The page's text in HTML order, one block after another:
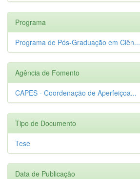
Programa
Programa de Pós-Graduação em Ciên...
Agência de Fomento
CAPES - Coordenação de Aperfeiçoa...
Tipo de Documento
Tese
Data de Publicação